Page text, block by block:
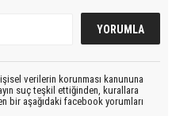
verilerin korunması kanununa
suç teşkil ettiğinden, kurallara
bir aşağıdaki facebook yorumları